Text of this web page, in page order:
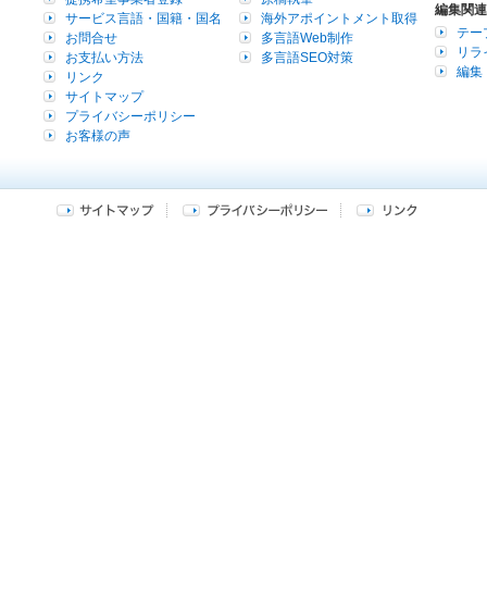
サービス言語・国籍・国名
お問合せ
お支払い方法
リンク
サイトマップ
プライバシーポリシー
お客様の声
海外アポイントメント取得
多言語Web制作
多言語SEO対策
編集関連
テー
リラ
編集